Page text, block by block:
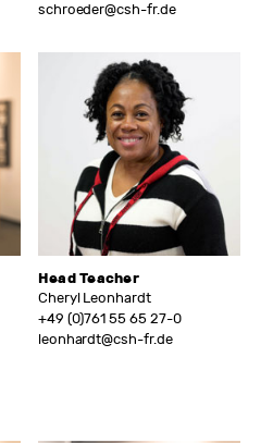
schroeder@csh-fr.de
Head Teacher
Cheryl Leonhardt
+49 (0)761 55 65 27-0
leonhardt@csh-fr.de